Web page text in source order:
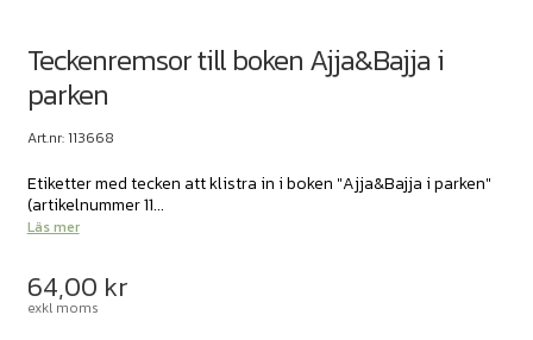
Teckenremsor till boken Ajja&Bajja i
parken
Art.nr: 113668
Etiketter med tecken att klistra in i boken "Ajja&Bajja i parken"
(artikelnummer 11...
Läs mer
64,00 kr
exkl moms